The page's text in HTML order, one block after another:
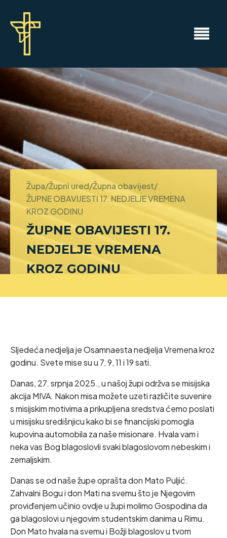
Župa/Župni ured/Župna obavijest/
ŽUPNE OBAVIJESTI 17. NEDJELJE VREMENA
KROZ GODINU
ŽUPNE OBAVIJESTI 17.
NEDJELJE VREMENA
KROZ GODINU
Sljedeća nedjelja je Osamnaesta nedjelja Vremena kroz
godinu. Svete mise su u 7, 9, 11 i 19 sati.
Danas, 27. srpnja 2025., u našoj župi održva se misijska
akcija MIVA. Nakon misa možete uzeti različite suvenire
s misijskim motivima a prikupljena sredstva ćemo poslati
u misijsku središnjicu kako bi se financijski pomogla
kupovina automobila za naše misionare. Hvala vam i
neka vas Bog blagoslovli svaki blagoslovom nebeskim i
zemaljskim.
Danas se od naše župe oprašta don Mato Puljić.
Zahvalni Bogu i don Mati na svemu što je Njegovim
proviđenjem učinio ovdje u župi molimo Gospodina da
ga blagoslovi u njegovim studentskim danima u Rimu.
Don Mato hvala na svemu i Božji blagoslov u tvom